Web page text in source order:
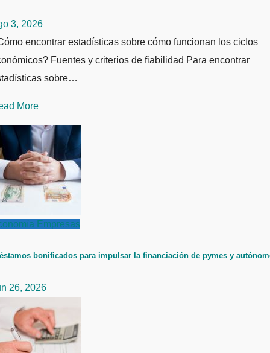
3, 2026
encontrar estadísticas sobre cómo funcionan los ciclos
Fuentes y criterios de fiabilidad Para encontrar
sobre…
More
Empresas
bonificados para impulsar la financiación de pymes y
26, 2026